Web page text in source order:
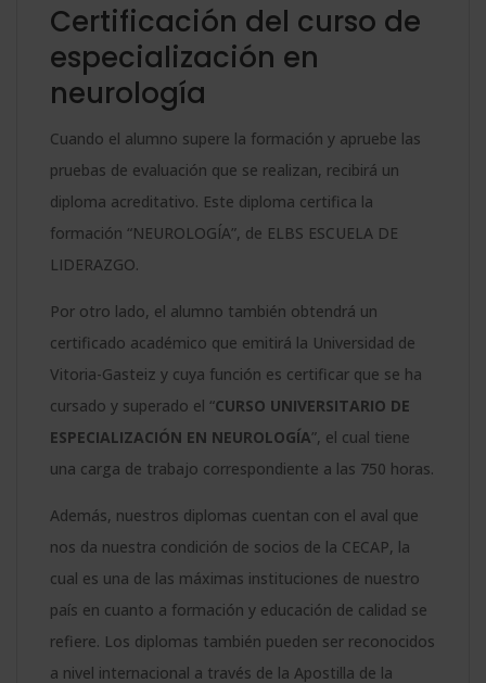
Certificación del curso de
especialización en
neurología
Cuando el alumno supere la formación y apruebe las
pruebas de evaluación que se realizan, recibirá un
diploma acreditativo. Este diploma certifica la
formación “NEUROLOGÍA”, de ELBS ESCUELA DE
LIDERAZGO.
Por otro lado, el alumno también obtendrá un
certificado académico que emitirá la Universidad de
Vitoria-Gasteiz y cuya función es certificar que se ha
cursado y superado el “CURSO UNIVERSITARIO DE
ESPECIALIZACIÓN EN NEUROLOGÍA”, el cual tiene
una carga de trabajo correspondiente a las 750 horas.
Además, nuestros diplomas cuentan con el aval que
nos da nuestra condición de socios de la CECAP, la
cual es una de las máximas instituciones de nuestro
país en cuanto a formación y educación de calidad se
refiere. Los diplomas también pueden ser reconocidos
a nivel internacional a través de la Apostilla de la